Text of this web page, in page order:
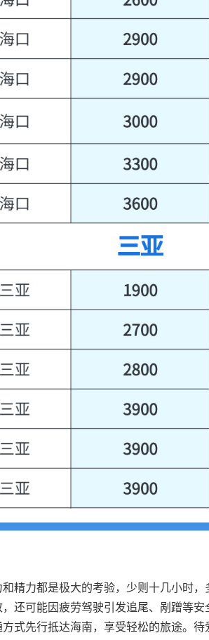
精力都是极大的考验，少则十几小时
还可能因疲劳驾驶引发追尾、剐蹭等
式先行抵达海南，享受轻松的旅途。